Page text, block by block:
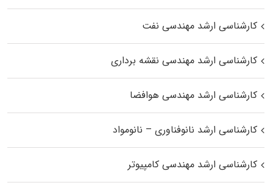
کارشناسی ارشد مهندسی نفت
کارشناسی ارشد مهندسی نقشه برداری
کارشناسی ارشد مهندسی هوافضا
کارشناسی ارشد نانوفناوری – نانومواد
کارشناسی ارشد مهندسی کامپیوتر